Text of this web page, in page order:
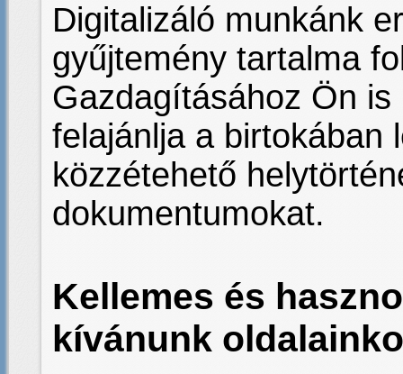
Digitalizáló munkánk
gyűjtemény tartalma
Gazdagításához Ön
felajánlja a birtokában
közzétehető
dokumentumokat.
Kellemes és
kívánunk